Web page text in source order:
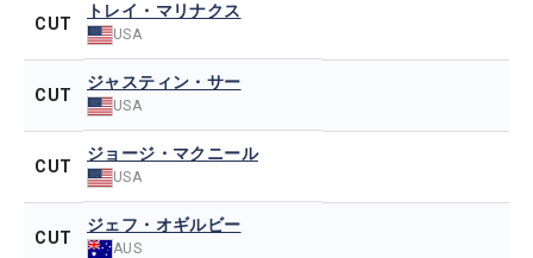
CUT
トレイ・マリナクス
USA
CUT
ジャスティン・サー
USA
CUT
ジョージ・マクニール
USA
CUT
ジェフ・オギルビー
AUS